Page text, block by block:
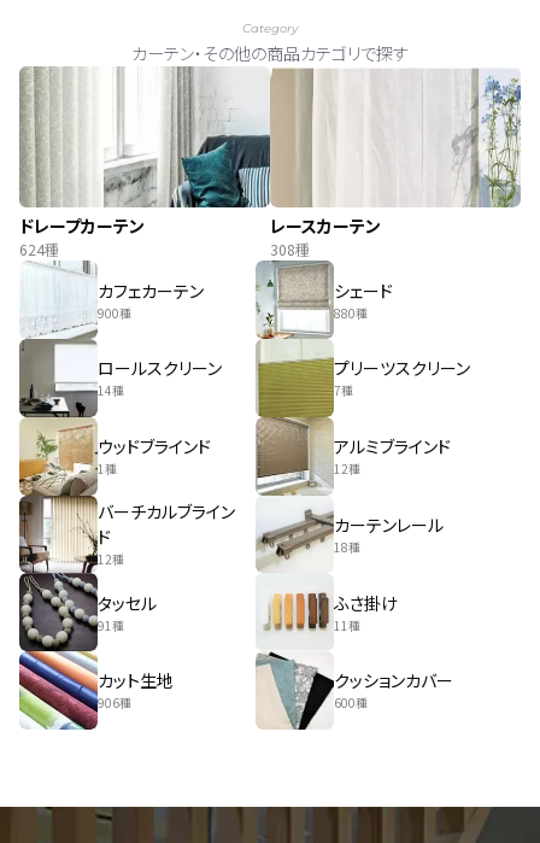
Category
カーテン・その他の商品カテゴリで探す
ドレープカーテン
624種
レースカーテン
308種
カフェカーテン
900種
シェード
880種
ロールスクリーン
14種
プリーツスクリーン
7種
ウッドブラインド
1種
アルミブラインド
12種
バーチカルブライン
ド
12種
カーテンレール
18種
タッセル
91種
ふさ掛け
11種
カット生地
906種
クッションカバー
600種